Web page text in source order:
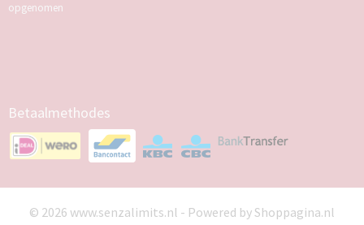
opgenomen
Betaalmethodes
© 2026 www.senzalimits.nl - Powered by Shoppagina.nl